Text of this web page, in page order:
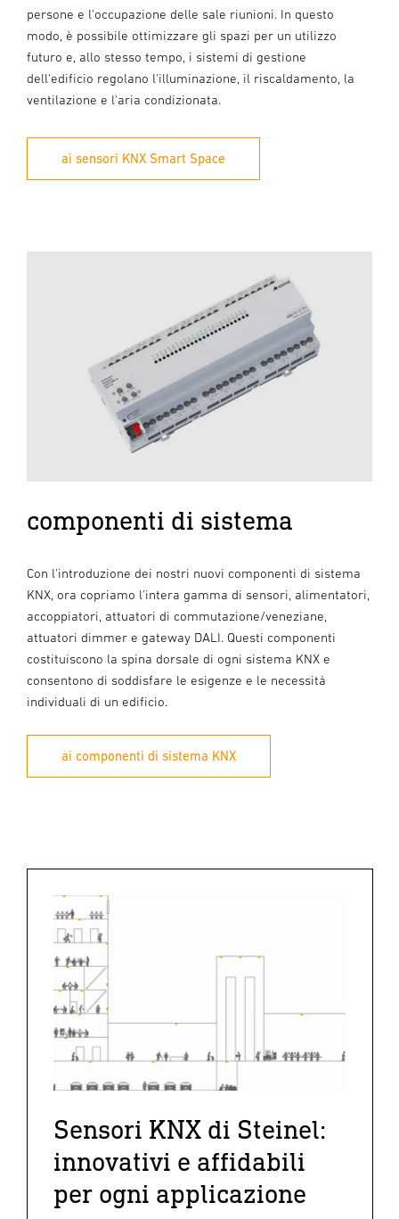
persone e l'occupazione delle sale riunioni. In questo
modo, è possibile ottimizzare gli spazi per un utilizzo
futuro e, allo stesso tempo, i sistemi di gestione
dell'edificio regolano l'illuminazione, il riscaldamento, la
ventilazione e l'aria condizionata.
ai sensori KNX Smart Space
componenti di sistema
Con l'introduzione dei nostri nuovi componenti di sistema
KNX, ora copriamo l'intera gamma di sensori, alimentatori,
accoppiatori, attuatori di commutazione/veneziane,
attuatori dimmer e gateway DALI. Questi componenti
costituiscono la spina dorsale di ogni sistema KNX e
consentono di soddisfare le esigenze e le necessità
individuali di un edificio.
ai componenti di sistema KNX
Sensori KNX di Steinel:
innovativi e affidabili
per ogni applicazione